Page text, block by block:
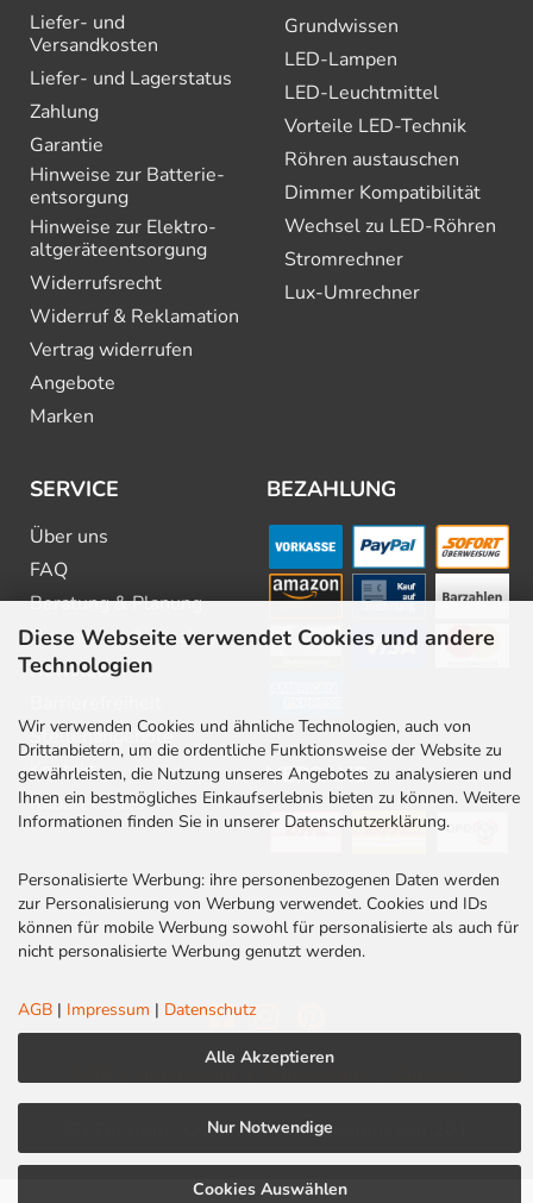
Diese Webseite verwendet Cookies und andere
Technologien
Wir verwenden Cookies und ähnliche Technologien, auch von
Drittanbietern, um die ordentliche Funktionsweise der Website zu
gewährleisten, die Nutzung unseres Angebotes zu analysieren und
Ihnen ein bestmögliches Einkaufserlebnis bieten zu können. Weitere
Informationen finden Sie in unserer Datenschutzerklärung.
Personalisierte Werbung: ihre personenbezogenen Daten werden
zur Personalisierung von Werbung verwendet. Cookies und IDs
können für mobile Werbung sowohl für personalisierte als auch für
nicht personalisierte Werbung genutzt werden.
AGB | Impressum | Datenschutz
Alle Akzeptieren
Nur Notwendige
Cookies Auswählen
Liefer- und
Versandkosten
Liefer- und Lagerstatus
Zahlung
Garantie
Hinweise zur Batterie­
entsorgung
Hinweise zur Elektro­
altgeräte­entsorgung
Widerrufsrecht
Widerruf & Reklamation
Vertrag widerrufen
Angebote
Marken
Grundwissen
LED-Lampen
LED-Leuchtmittel
Vorteile LED-Technik
Röhren austauschen
Dimmer Kompatibilität
Wechsel zu LED-Röhren
Stromrechner
Lux-Umrechner
SERVICE
Über uns
FAQ
Beratung & Planung
Downloads & Kataloge
Newsletter
Stellenangebote
Kontakt
Rabatt Codes
BEZAHLUNG
VERSAND
Datenschutz
LED Centrum | Qualität und Kompetenz seit 2010